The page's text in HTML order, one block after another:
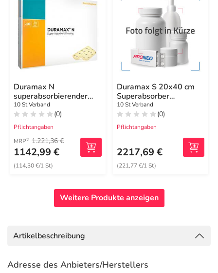
Duramax N
superabsorbierender
Wundverband 20x40
cm
10 St Verband
(0)
Pflichtangaben
MRP2 1.221,36 €
1142,99 €
(114,30 €/1 St)
Duramax S 20x40 cm
Superabsorber
Silikonverband
10 St Verband
(0)
Pflichtangaben
2217,69 €
(221,77 €/1 St)
Weitere Produkte anzeigen
Artikelbeschreibung
Adresse des Anbieters/Herstellers